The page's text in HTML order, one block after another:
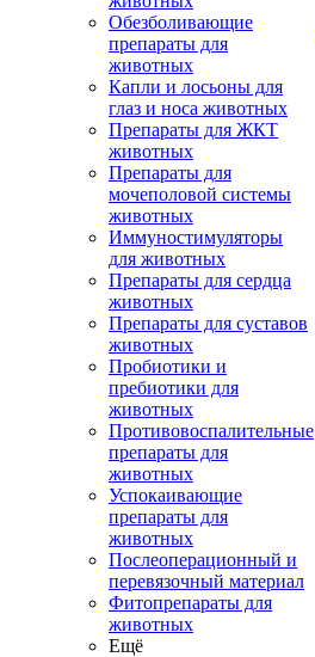
Обезболивающие
препараты для
животных
Капли и лосьоны для
глаз и носа животных
Препараты для ЖКТ
животных
Препараты для
мочеполовой системы
животных
Иммуностимуляторы
для животных
Препараты для сердца
животных
Препараты для суставов
животных
Пробиотики и
пребиотики для
животных
Противовоспалительные
препараты для
животных
Успокаивающие
препараты для
животных
Послеоперационный и
перевязочный материал
Фитопрепараты для
животных
Ещё